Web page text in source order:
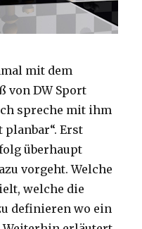
mit dem
von DW Sport
spreche mit ihm
planbar“. Erst
überhaupt
vorgeht. Welche
welche die
definieren wo ein